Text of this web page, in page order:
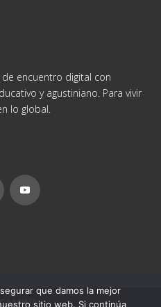
encuentro digital con
y agustiniano. Para vivir
lo global.
que damos la mejor
sitio web. Si continúa